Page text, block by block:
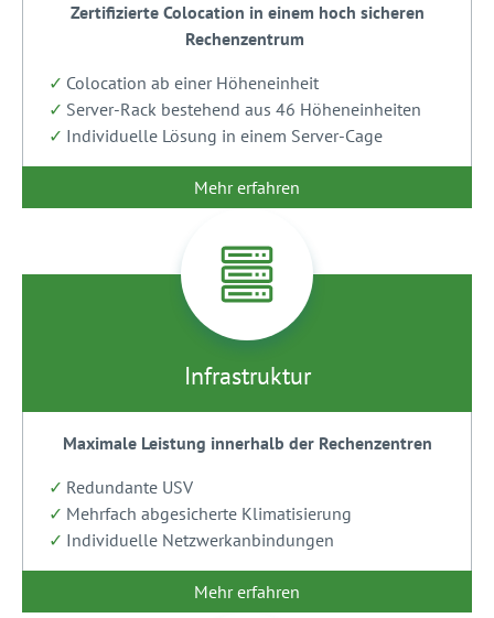
Zertifizierte Colocation in einem hoch sicheren
Rechenzentrum
Colocation ab einer Höheneinheit
Server-Rack bestehend aus 46 Höheneinheiten
Individuelle Lösung in einem Server-Cage
Mehr erfahren
Infrastruktur
Maximale Leistung innerhalb der Rechenzentren
Redundante USV
Mehrfach abgesicherte Klimatisierung
Individuelle Netzwerkanbindungen
Mehr erfahren